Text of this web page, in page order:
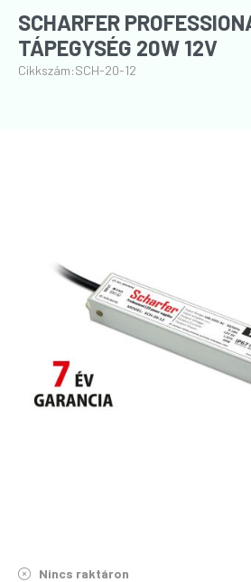
SCHARFER
TÁPEGYSÉG 20W 12V
Cikkszám:SCH-20-12
Nincs raktáron